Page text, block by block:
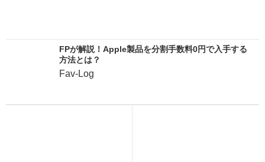
FPが解説！Apple製品を分割手数料0円で入手する
方法とは？
Fav-Log